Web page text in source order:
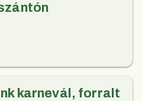
karnevál, forralt